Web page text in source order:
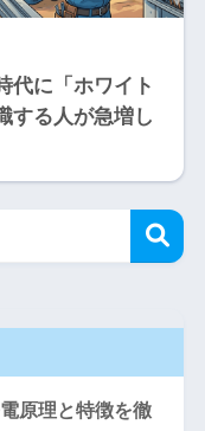
代に「ホワイト
する人が急増し
原理と特徴を徹